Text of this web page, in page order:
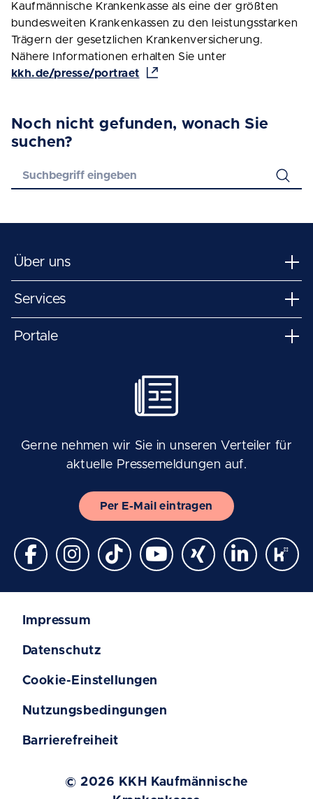
Kaufmännische Krankenkasse als eine der größten
bundesweiten Krankenkassen zu den leistungsstarken
Trägern der gesetzlichen Krankenversicherung.
Nähere Informationen erhalten Sie unter
kkh.de/presse/portraet
Noch nicht gefunden, wonach Sie
suchen?
Über uns
Services
Portale
Gerne nehmen wir Sie in unseren Verteiler für
aktuelle Pressemeldungen auf.
Per E-Mail eintragen
Impressum
Datenschutz
Cookie-Einstellungen
Nutzungsbedingungen
Barrierefreiheit
© 2026 KKH Kaufmännische